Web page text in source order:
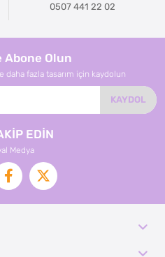
0507 441 22 02
Abone Olun
daha fazla tasarım için kaydolun
KAYDOL
EDİN
Medya